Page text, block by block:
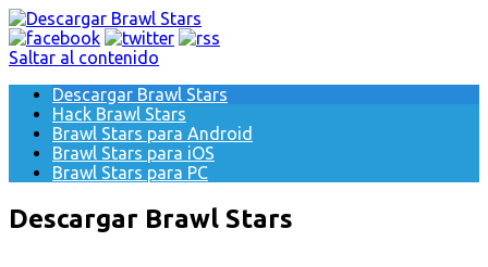
Saltar al contenido
Descargar Brawl Stars
Hack Brawl Stars
Brawl Stars para Android
Brawl Stars para iOS
Brawl Stars para PC
Descargar Brawl Stars